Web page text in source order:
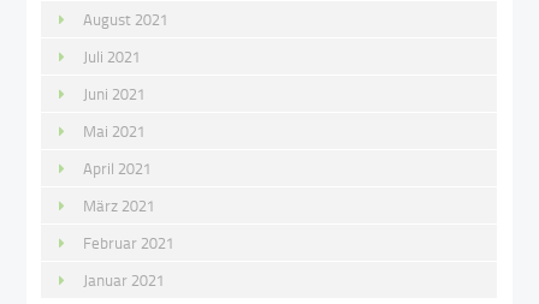
August 2021
Juli 2021
Juni 2021
Mai 2021
April 2021
März 2021
Februar 2021
Januar 2021